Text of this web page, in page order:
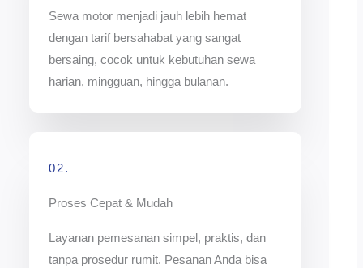
Sewa motor menjadi jauh lebih hemat
dengan tarif bersahabat yang sangat
bersaing, cocok untuk kebutuhan sewa
harian, mingguan, hingga bulanan.
02.
Proses Cepat & Mudah
Layanan pemesanan simpel, praktis, dan
tanpa prosedur rumit. Pesanan Anda bisa